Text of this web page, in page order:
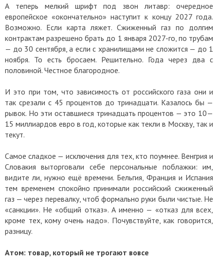
А теперь мелкий шрифт под звон литавр: очередное
европейское «окончательно» наступит к концу 2027 года.
Возможно. Если карта ляжет. Сжиженный газ по долгим
контрактам разрешено брать до 1 января 2027-го, по трубам
— до 30 сентября, а если с хранилищами не сложится — до 1
ноября. То есть бросаем. Решительно. Года через два с
половиной. Честное благородное.
И это при том, что зависимость от российского газа они и
так срезали с 45 процентов до тринадцати. Казалось бы —
рывок. Но эти оставшиеся тринадцать процентов — это 10—
15 миллиардов евро в год, которые как текли в Москву, так и
текут.
Самое сладкое — исключения для тех, кто поумнее. Венгрия и
Словакия выторговали себе персональные поблажки: им,
видите ли, нужно ещё времени. Бельгия, Франция и Испания
тем временем спокойно принимали российский сжиженный
газ — через перевалку, чтоб формально руки были чистые. Не
«санкции». Не «общий отказ». А именно — «отказ для всех,
кроме тех, кому очень надо». Почувствуйте, как говорится,
разницу.
Атом: товар, который не трогают вовсе